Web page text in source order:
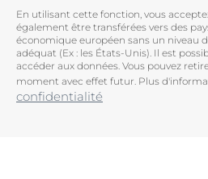
En utilisant cette fonction, vous
également être transférées vers des
économique européen sans un niveau
adéquat (Ex : les États-Unis). Il est
accéder aux données. Vous pouvez
moment avec effet futur. Plus
confidentialité